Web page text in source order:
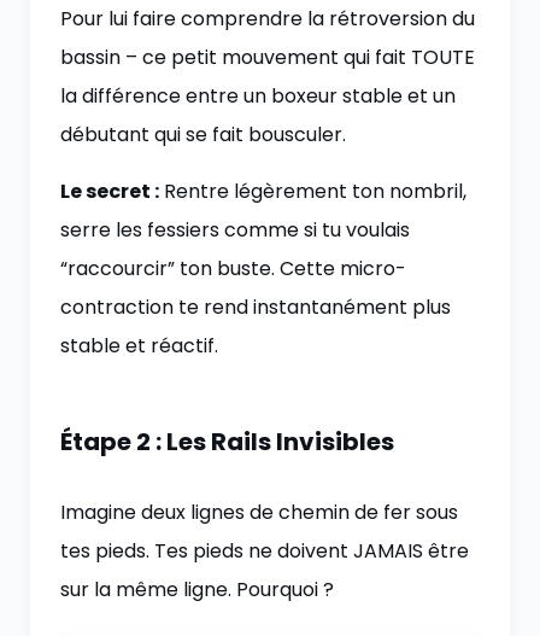
Pour lui faire comprendre la rétroversion du
bassin – ce petit mouvement qui fait TOUTE
la différence entre un boxeur stable et un
débutant qui se fait bousculer.
Le secret : Rentre légèrement ton nombril,
serre les fessiers comme si tu voulais
“raccourcir” ton buste. Cette micro-
contraction te rend instantanément plus
stable et réactif.
Étape 2 : Les Rails Invisibles
Imagine deux lignes de chemin de fer sous
tes pieds. Tes pieds ne doivent JAMAIS être
sur la même ligne. Pourquoi ?